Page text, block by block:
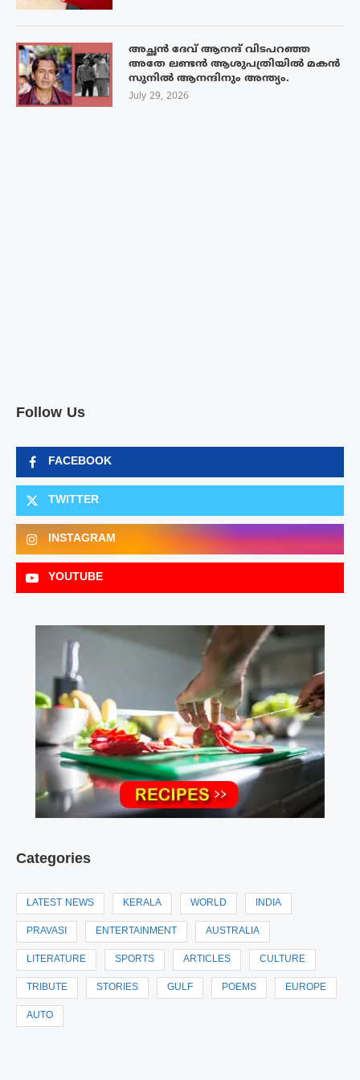
അച്ഛൻ ദേവ് ആനന്ദ് വിടപറഞ്ഞ
അതേ ലണ്ടൻ ആശുപത്രിയിൽ മകൻ
സുനിൽ ആനന്ദിനും അന്ത്യം.
July 29, 2026
Follow Us
FACEBOOK
TWITTER
INSTAGRAM
YOUTUBE
Categories
LATEST NEWS KERALA WORLD INDIA
PRAVASI ENTERTAINMENT AUSTRALIA
LITERATURE SPORTS ARTICLES CULTURE
TRIBUTE STORIES GULF POEMS EUROPE
AUTO